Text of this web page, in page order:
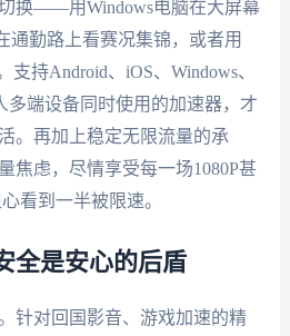
换——用Windows电脑在大屏幕
通勤路上看赛况集锦，或者用
持Android、iOS、Windows、
多端设备同时使用的加速器，才
。再加上稳定无限流量的承
焦虑，尽情享受每一场1080P甚
看到一半被限速。
全是安心的后盾
针对回国影音、游戏加速的精